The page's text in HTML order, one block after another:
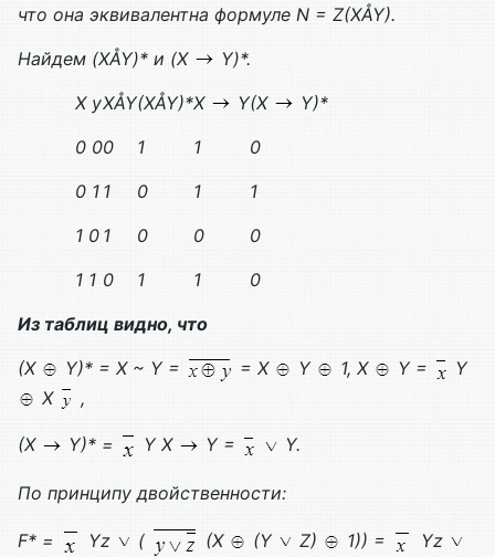
что она эквивалентна формуле N = Z(XÅY).
Найдем (XÅY)* и (X Y)*.
X yXÅY(XÅY)*X Y(X Y)*
0 0
0 1
1 0
1 1
0
1
1
0
1
0
0
1
1
1
0
1
0
1
0
0
Из таблиц видно, что
(X Y)* = X~ Y= = X Y 1, X Y=
Y
X
,
(X Y)* = Y X Y= Y.
По принципу двойственности:
F* = Yz ( (X (Y Z) 1)) = Yz